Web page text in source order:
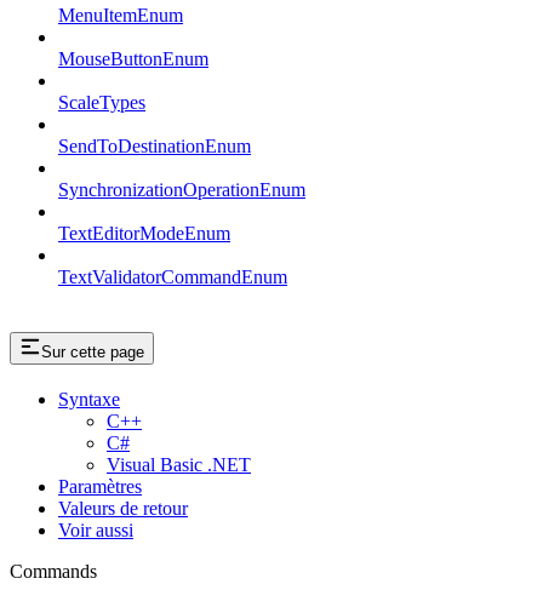
MenuItemEnum
MouseButtonEnum
ScaleTypes
SendToDestinationEnum
SynchronizationOperationEnum
TextEditorModeEnum
TextValidatorCommandEnum
Sur cette page
Syntaxe
C++
C#
Visual Basic .NET
Paramètres
Valeurs de retour
Voir aussi
Commands